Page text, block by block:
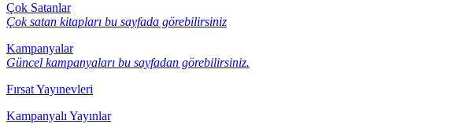
Çok Satanlar
Çok satan kitapları bu sayfada görebilirsiniz
Kampanyalar
Güncel kampanyaları bu sayfadan görebilirsiniz.
Fırsat Yayınevleri
Kampanyalı Yayınlar